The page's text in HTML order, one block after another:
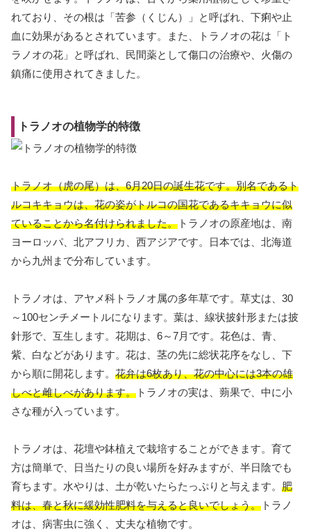
れており、その根は「苦参（くじん）」と呼ばれ、下痢や止
血に効果があるとされています。また、トラノオの花は「ト
ラノオの花」と呼ばれ、民間薬として傷口の治療や、火傷の
鎮痛に使用されてきました。
トラノオの植物学的特徴
トラノオ（虎の尾）は、6月20日の誕生花です。別名であるト
ルコキキョウは、花の姿がトルコの国花であるキキョウに似
ていることから名付けられました。 トラノオの原産地は、南
ヨーロッパ、北アフリカ、西アジアです。日本では、北海道
から九州まで分布しています。
トラノオは、アヤメ科トラノオ属の多年草です。草丈は、30
～100センチメートルになります。葉は、線状披針形または披
針形で、互生します。花期は、6～7月です。花色は、青、
紫、白などがあります。花は、茎の先に総状花序をなし、下
から順に開花します。 花弁は6枚あり、花の中心には3本の雄
しべと雌しべがあります。 トラノオの実は、蒴果で、中に小
さな種が入っています。
トラノオは、花壇や鉢植えで栽培することができます。育て
方は簡単で、日当たりの良い場所を好みますが、半日陰でも
育ちます。水やりは、土が乾いたらたっぷりと与えます。 肥
料は、春と秋に緩効性肥料を与えると良いでしょう。 トラノ
オは、病害虫に強く、丈夫な植物です。